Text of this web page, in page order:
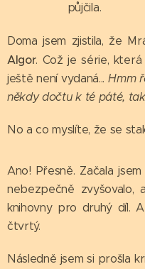
půjčila.
Doma jsem zjistila, že
Algor. Což je série, která
ještě není vydaná...Hmm
někdy dočtu k té páté,
No a co myslíte, že se
Ano! Přesně. Začala
nebezpečně zvyšovalo,
knihovny pro druhý díl.
čtvrtý.
Následně jsem si prošla